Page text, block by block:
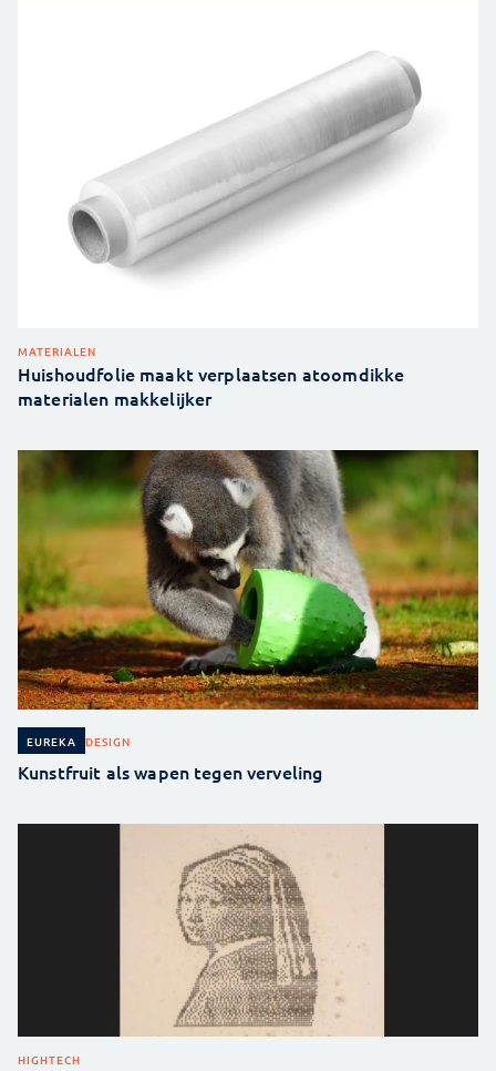
MATERIALEN
Huishoudfolie maakt verplaatsen atoomdikke
materialen makkelijker
EUREKA DESIGN
Kunstfruit als wapen tegen verveling
HIGHTECH